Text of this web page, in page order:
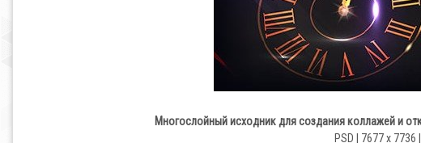
Многослойный исходник для создания коллажей и
PSD | 7677 x 7736